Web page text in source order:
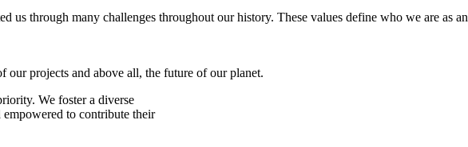
us through many challenges throughout our history. These values define who we are as
our projects and above all, the future of our planet.
We foster a diverse
empowered to contribute their